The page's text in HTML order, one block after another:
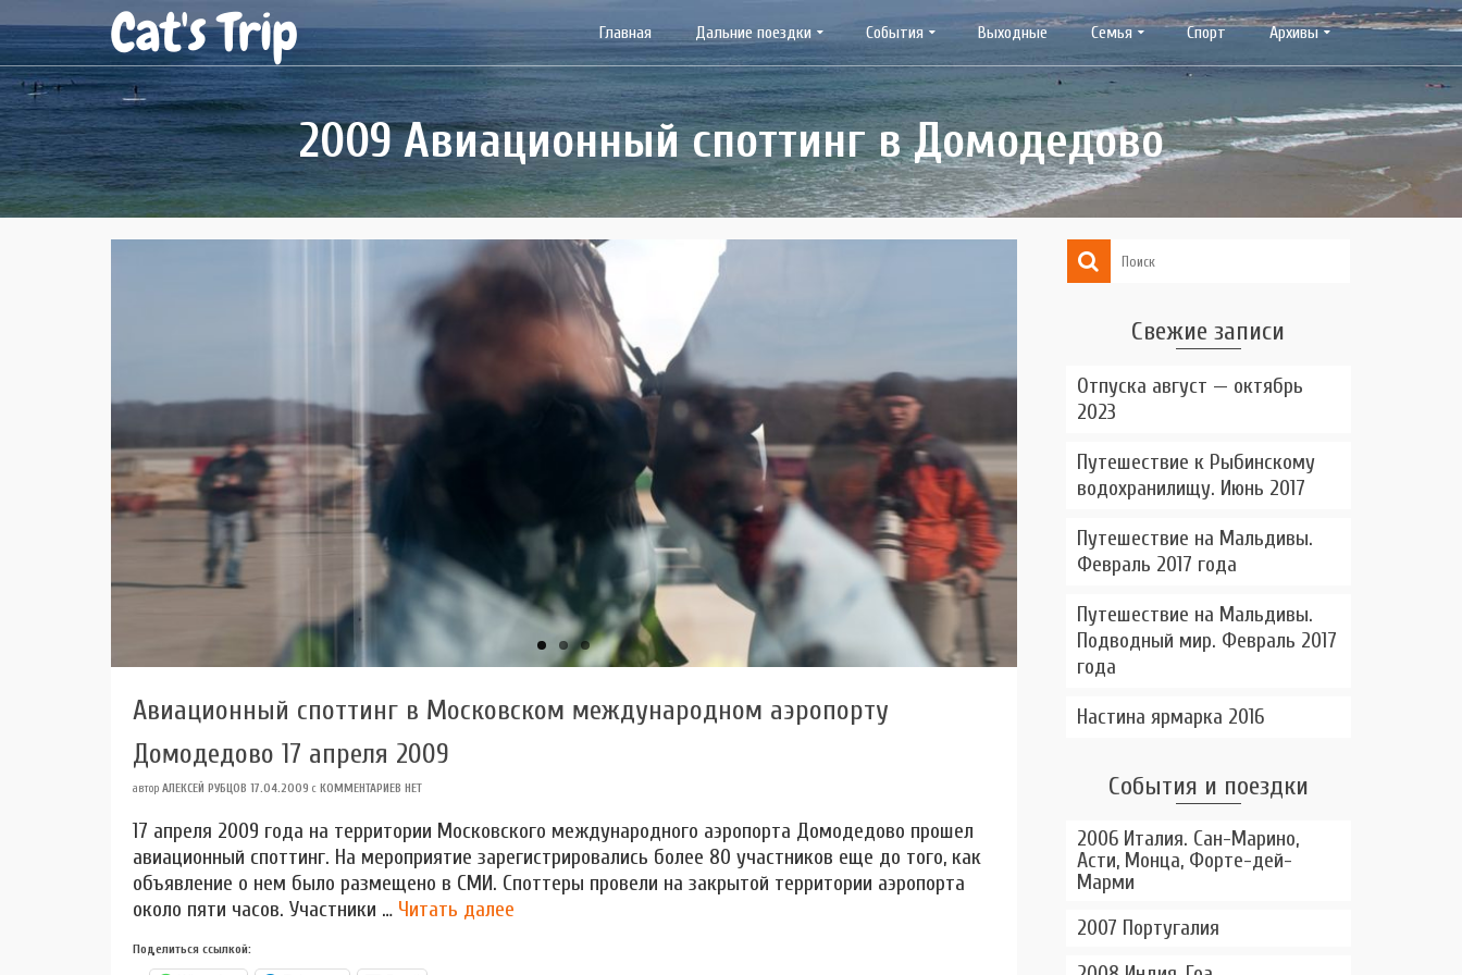
Cat's Trip Главная Дальние поездки События Выходные Семья Спорт Архивы
2009 Авиационный споттинг в Домодедово
Авиационный споттинг в Московском международном аэропорту
Домодедово 17 апреля 2009
автор АЛЕКСЕЙ РУБЦОВ 17.04.2009 с КОММЕНТАРИЕВ НЕТ
17 апреля 2009 года на территории Московского международного аэропорта Домодедово прошел
авиационный споттинг. На мероприятие зарегистрировались более 80 участников еще до того, как
объявление о нем было размещено в СМИ. Споттеры провели на закрытой территории аэропорта
около пяти часов. Участники … Читать далее
Поделиться ссылкой:
Свежие записи
Отпуска август — октябрь
2023
Путешествие к Рыбинскому
водохранилищу. Июнь 2017
Путешествие на Мальдивы.
Февраль 2017 года
Путешествие на Мальдивы.
Подводный мир. Февраль 2017
года
Настина ярмарка 2016
События и поездки
2006 Италия. Сан-Марино,
Асти, Монца, Форте-дей-
Марми
2007 Португалия